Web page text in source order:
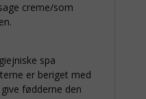
creme/som
spa
er beriget med
fødderne den